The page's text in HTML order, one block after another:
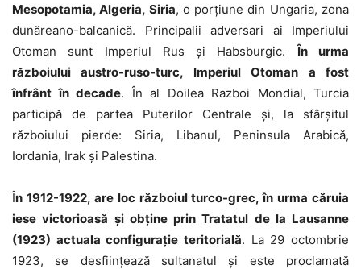
Mesopotamia, Algeria, Siria, o porțiune din Ungaria, zona
dunăreano-balcanică. Principalii adversari ai Imperiului
Otoman sunt Imperiul Rus și Habsburgic.În urma
războiului austro-ruso-turc, Imperiul Otoman a fost
înfrânt în decade. În al Doilea Razboi Mondial, Turcia
participă de partea Puterilor Centrale și, la sfârșitul
războiului pierde: Siria, Libanul, Peninsula Arabică,
Iordania, Irak și Palestina.
În 1912-1922, are loc războiul turco-grec, în urma căruia
iese victorioasă și obține prin Tratatul de la Lausanne
(1923) actuala configurație teritorială. La 29 octombrie
1923, se desființează sultanatul și este proclamată